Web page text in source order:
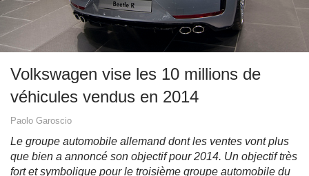
Volkswagen vise les 10 millions de
véhicules vendus en 2014
Paolo Garoscio
Le groupe automobile allemand dont les ventes vont plus
que bien a annoncé son objectif pour 2014. Un objectif très
fort et symbolique pour le troisième groupe automobile du